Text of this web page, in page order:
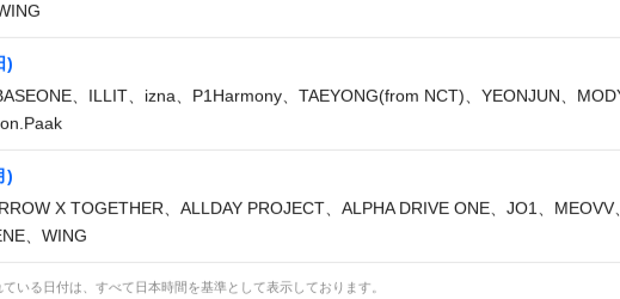
)
、ILLIT、izna、P1Harmony、TAEYONG(from NCT)、YEONJUN、
)
X TOGETHER、ALLDAY PROJECT、ALPHA DRIVE ONE、JO1、MEOVV
、WING
いる日付は、すべて日本時間を基準として表示しております。